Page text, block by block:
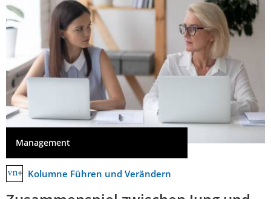
Management
Kolumne Führen und Verändern